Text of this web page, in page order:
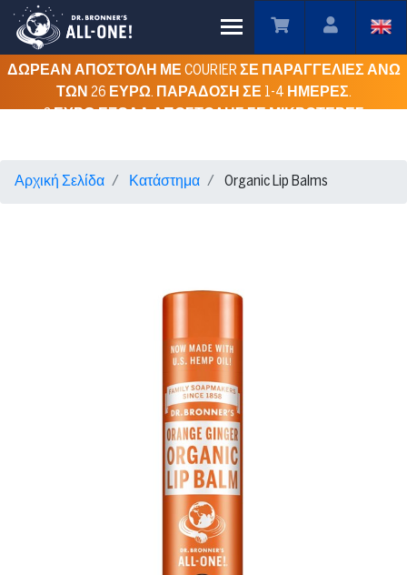
Toggle main menu visibility
ΔΩΡΕΑΝ ΑΠΟΣΤΟΛΗ ΜΕ COURIER ΣΕ ΠΑΡΑΓΓΕΛΙΕΣ ΑΝΩ
ΤΩΝ 26 ΕΥΡΩ. ΠΑΡΑΔΟΣΗ ΣΕ 1-4 ΗΜΕΡΕΣ.
Αρχική Σελίδα Κατάστημα Organic Lip Balms